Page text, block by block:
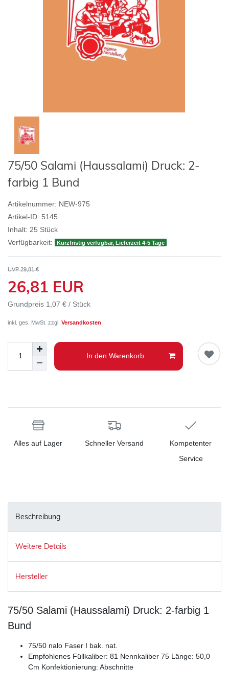
75/50 Salami (Haussalami) Druck: 2-
farbig 1 Bund
Artikelnummer: NEW-975
Artikel-ID: 5145
Inhalt: 25 Stück
Verfügbarkeit:
Kurzfristig verfügbar, Lieferzeit 4-5 Tage
UVP 29,81 €
26,81 EUR
Grundpreis 1,07 € / Stück
inkl. ges. MwSt. zzgl. Versandkosten
In den Warenkorb
Alles auf Lager Schneller Versand
Kompetenter
Service
Beschreibung
Weitere Details
Hersteller
75/50 Salami (Haussalami) Druck: 2-farbig 1
Bund
75/50 nalo Faser I bak. nat.
Empfohlenes Füllkaliber: 81 Nennkaliber 75 Länge: 50,0
Cm Konfektionierung: Abschnitte